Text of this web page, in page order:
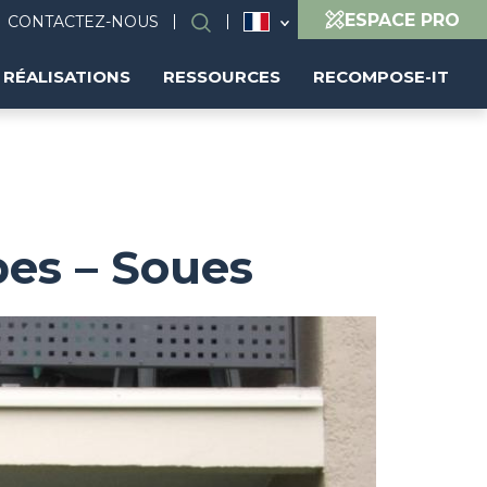
CONTACTEZ-NOUS Rechercher ESPACE PRO
RÉALISATIONS RESSOURCES RECOMPOSE-IT
– Soues